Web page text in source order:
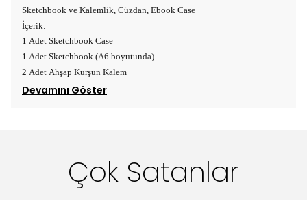
Sketchbook ve Kalemlik, Cüzdan, Ebook Case
İçerik:
1 Adet Sketchbook Case
1 Adet Sketchbook (A6 boyutunda)
2 Adet Ahşap Kurşun Kalem
Devamını Göster
Çok Satanlar